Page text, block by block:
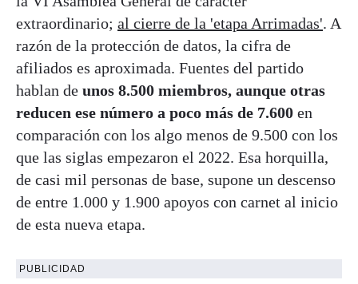
extraordinario; al cierre de la 'etapa Arrimadas'. A
razón de la protección de datos, la cifra de
afiliados es aproximada. Fuentes del partido
hablan de unos 8.500 miembros, aunque otras
reducen ese número a poco más de 7.600 en
comparación con los algo menos de 9.500 con los
que las siglas empezaron el 2022. Esa horquilla,
de casi mil personas de base, supone un descenso
de entre 1.000 y 1.900 apoyos con carnet al inicio
de esta nueva etapa.
PUBLICIDAD